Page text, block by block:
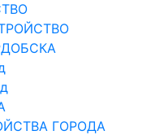
ГОРОДА